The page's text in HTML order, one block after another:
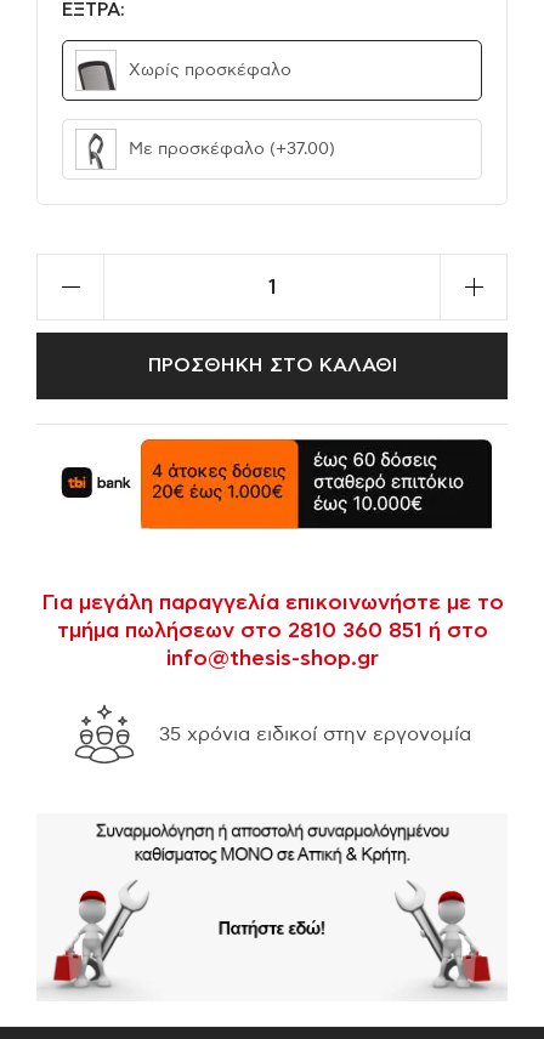
ΕΞΤΡΑ:
Χωρίς προσκέφαλο
Με προσκέφαλο (+37.00)
ΠΡΟΣΘΗΚΗ ΣΤΟ ΚΑΛΑΘΙ
Για μεγάλη παραγγελία επικοινωνήστε με το
τμήμα πωλήσεων στο 2810 360 851 ή στο
info@thesis-shop.gr